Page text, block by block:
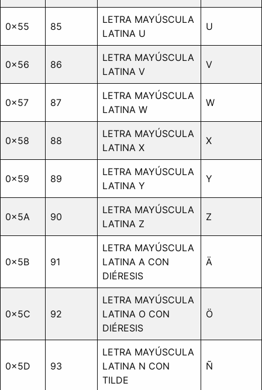
0x55 85
LETRA MAYÚSCULA
LATINA U
U
0x56 86
LETRA MAYÚSCULA
LATINA V
V
0x57 87
LETRA MAYÚSCULA
LATINA W
W
0x58 88
LETRA MAYÚSCULA
LATINA X
X
0x59 89
LETRA MAYÚSCULA
LATINA Y
Y
0x5A 90
LETRA MAYÚSCULA
LATINA Z
Z
0x5B 91
LETRA MAYÚSCULA
LATINA A CON
DIÉRESIS
Ä
0x5C 92
LETRA MAYÚSCULA
LATINA O CON
DIÉRESIS
Ö
0x5D 93
LETRA MAYÚSCULA
LATINA N CON
TILDE
Ñ